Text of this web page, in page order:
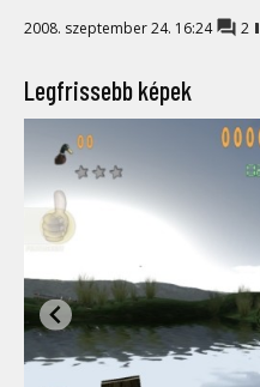
2008. szeptember 24. 16:24 2
Legfrissebb képek